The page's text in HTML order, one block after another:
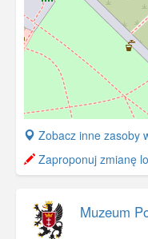
+
−
Zobacz inne zasoby
Zaproponuj zmianę
Muzeum